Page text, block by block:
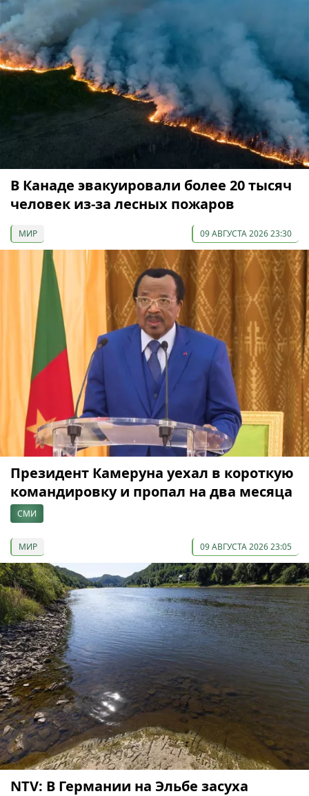
В Канаде эвакуировали более 20 тысяч
человек из-за лесных пожаров
МИР 09 АВГУСТА 2026 23:30
Президент Камеруна уехал в короткую
командировку и пропал на два месяца
СМИ
МИР 09 АВГУСТА 2026 23:05
NTV: В Германии на Эльбе засуха